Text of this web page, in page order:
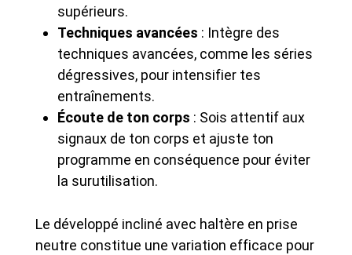
supérieurs.
Techniques avancées : Intègre des
techniques avancées, comme les séries
dégressives, pour intensifier tes
entraînements.
Écoute de ton corps : Sois attentif aux
signaux de ton corps et ajuste ton
programme en conséquence pour éviter
la surutilisation.
Le développé incliné avec haltère en prise
neutre constitue une variation efficace pour